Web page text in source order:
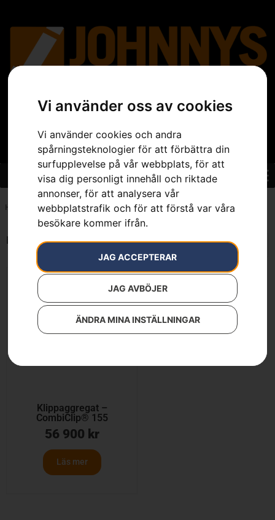
Vi använder oss av cookies
Vi använder cookies och andra
spårningsteknologier för att förbättra din
surfupplevelse på vår webbplats, för att
visa dig personligt innehåll och riktade
annonser, för att analysera vår
webbplatstrafik och för att förstå var våra
besökare kommer ifrån.
JAG ACCEPTERAR
JAG AVBÖJER
ÄNDRA MINA INSTÄLLNINGAR
Hem 7392930284883
Endast ett sökresultat
Klippaggregat –
CombiClip® 155
56 900 kr
Läs mer